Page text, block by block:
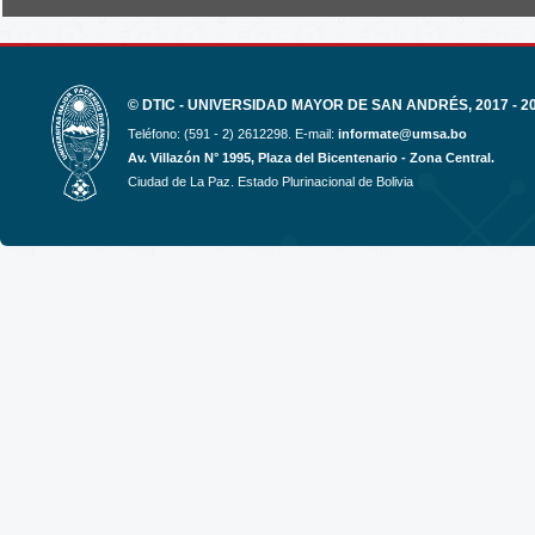
© DTIC - UNIVERSIDAD MAYOR DE SAN ANDRÉS, 2017 -
Teléfono: (591 - 2) 2612298. E-mail: informate@umsa.bo
Av. Villazón N° 1995, Plaza del Bicentenario - Zona Central.
Ciudad de La Paz. Estado Plurinacional de Bolivia